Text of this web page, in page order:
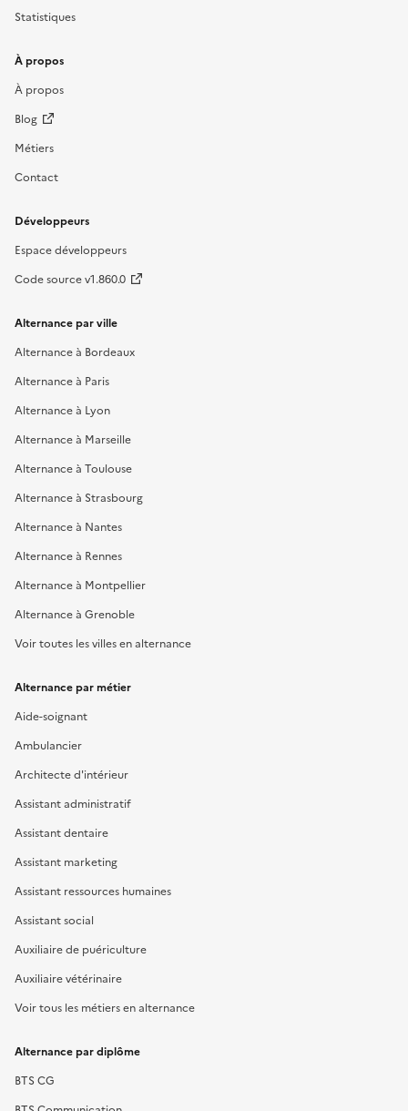
Statistiques
À propos
À propos
Blog
Métiers
Contact
Développeurs
Espace développeurs
Code source v1.860.0
Alternance par ville
Alternance à Bordeaux
Alternance à Paris
Alternance à Lyon
Alternance à Marseille
Alternance à Toulouse
Alternance à Strasbourg
Alternance à Nantes
Alternance à Rennes
Alternance à Montpellier
Alternance à Grenoble
Voir toutes les villes en alternance
Alternance par métier
Aide-soignant
Ambulancier
Architecte d'intérieur
Assistant administratif
Assistant dentaire
Assistant marketing
Assistant ressources humaines
Assistant social
Auxiliaire de puériculture
Auxiliaire vétérinaire
Voir tous les métiers en alternance
Alternance par diplôme
BTS CG